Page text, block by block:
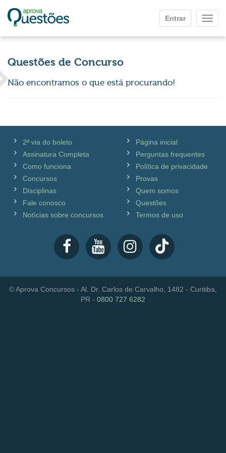
Entrar
Questões de Concurso
Não encontramos o que está procurando!
2ª via do boleto
Assinatura Completa
Como funciona
Concursos
Disciplinas
Fale conosco
Notícias sobre concursos
Página inicial
Perguntas frequentes
Política de privacidade
Provas
Quem somos
Questões
Termos de uso
© Aprova Concursos - Al. Dr. Carlos de Carvalho, 1482 - Curitiba,
PR - 0800 727 6282